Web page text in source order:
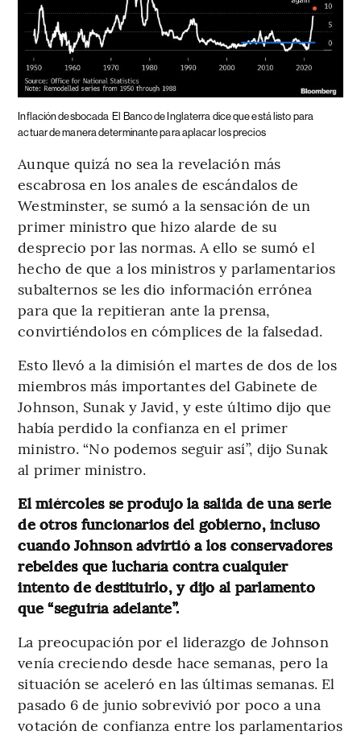
Inflación desbocada El Banco de Inglaterra dice que está listo para
actuar de manera determinante para aplacar los precios
Aunque quizá no sea la revelación más
escabrosa en los anales de escándalos de
Westminster, se sumó a la sensación de un
primer ministro que hizo alarde de su
desprecio por las normas. A ello se sumó el
hecho de que a los ministros y parlamentarios
subalternos se les dio información errónea
para que la repitieran ante la prensa,
convirtiéndolos en cómplices de la falsedad.
Esto llevó a la dimisión el martes de dos de los
miembros más importantes del Gabinete de
Johnson, Sunak y Javid, y este último dijo que
había perdido la confianza en el primer
ministro. “No podemos seguir así”, dijo Sunak
al primer ministro.
El miércoles se produjo la salida de una serie
de otros funcionarios del gobierno, incluso
cuando Johnson advirtió a los conservadores
rebeldes que lucharía contra cualquier
intento de destituirlo, y dijo al parlamento
que “seguiría adelante”.
La preocupación por el liderazgo de Johnson
venía creciendo desde hace semanas, pero la
situación se aceleró en las últimas semanas. El
pasado 6 de junio sobrevivió por poco a una
votación de confianza entre los parlamentarios